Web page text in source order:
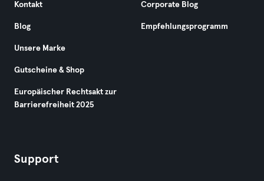
Kontakt
Blog
Unsere Marke
Gutscheine & Shop
Europäischer Rechtsakt zur
Barrierefreiheit 2025
Corporate Blog
Empfehlungsprogramm
Support